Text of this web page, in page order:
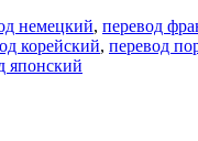
немецкий, перевод
корейский, перевод
японский